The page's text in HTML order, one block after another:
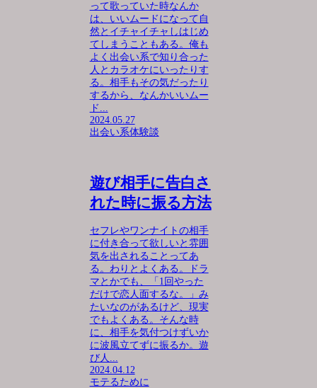
って歌っていた時なんか
は、いいムードになって自
然とイチャイチャしはじめ
てしまうこともある。俺も
よく出会い系で知り合った
人とカラオケにいったりす
る。相手もその気だったり
するから、なんかいいムー
ド...
2024.05.27
出会い系体験談
遊び相手に告白さ
れた時に振る方法
セフレやワンナイトの相手
に付き合って欲しいと雰囲
気を出されることってあ
る。わりとよくある。ドラ
マとかでも、「1回やった
だけで恋人面するな。」み
たいなのがあるけど、現実
でもよくある。そんな時
に、相手を気付つけずいか
に波風立てずに振るか。遊
び人...
2024.04.12
モテるために